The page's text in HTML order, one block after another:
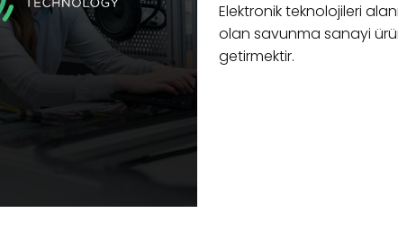
Elektronik teknolojileri
olan savunma sanayi
getirmektir.